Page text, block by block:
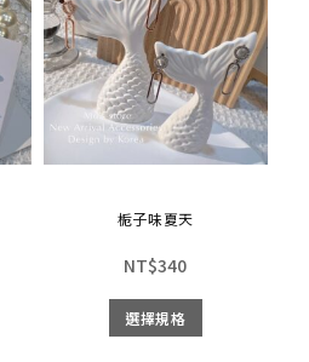
栀子味夏天
NT$340
選擇規格